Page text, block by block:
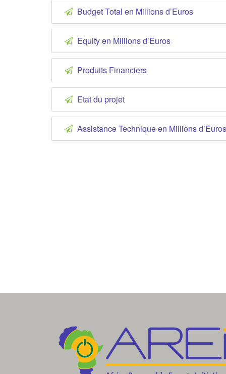
Budget Total en Millions d’Euros
Equity en Millions d’Euros
Produits Financiers
Etat du projet
Assistance Technique en Millions d’Euros